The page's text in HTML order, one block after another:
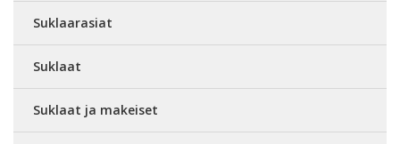
Suklaarasiat
Suklaat
Suklaat ja makeiset